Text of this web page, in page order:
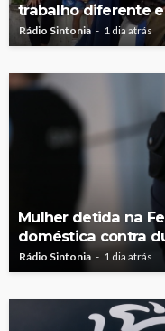
trabalho diferente
Rádio Sintonia 1 dia atrás
Mulher detida na
doméstica contra
Rádio Sintonia 1 dia atrás